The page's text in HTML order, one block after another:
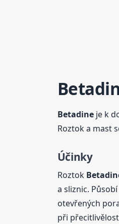
Betadineje k
Roztok a mast
Účinky
Roztok
a sliznic.
otevřených
při